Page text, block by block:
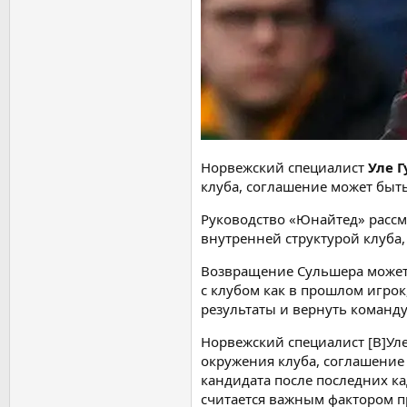
Норвежский специалист Уле
клуба, соглашение может
Руководство «Юнайтед»
внутренней структурой
Возвращение Сульшера
с клубом как в прошлом
результаты и вернуть
Норвежский специалист
окружения клуба,
кандидата после последних
считается важным фактором